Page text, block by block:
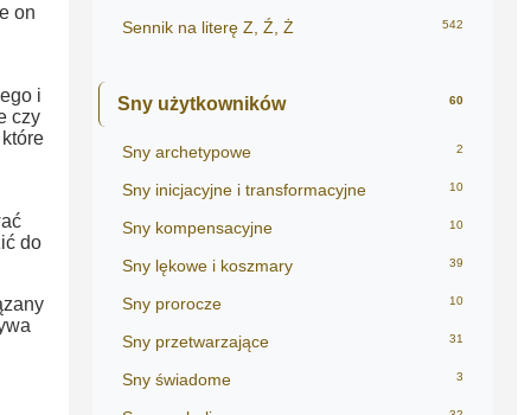
on
i
czy
do
Sennik na literę Z, Ź, Ż 542
Sny użytkowników 60
Sny archetypowe 2
Sny inicjacyjne i transformacyjne 10
Sny kompensacyjne 10
Sny lękowe i koszmary 39
Sny prorocze 10
Sny przetwarzające 31
Sny świadome 3